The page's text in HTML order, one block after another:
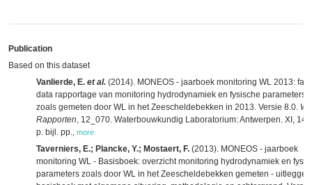
Publication
Based on this dataset
Vanlierde, E. et al. (2014). MONEOS - jaarboek monitoring WL 2013:
data rapportage van monitoring hydrodynamiek en fysische parameters
zoals gemeten door WL in het Zeescheldebekken in 2013. Versie 8.0. WL
Rapporten, 12_070. Waterbouwkundig Laboratorium: Antwerpen. XI,
p. bijl. pp. more
Taverniers, E.; Plancke, Y.; Mostaert, F. (2013). MONEOS - jaarboek
monitoring WL - Basisboek: overzicht monitoring hydrodynamiek en
parameters zoals door WL in het Zeescheldebekken gemeten -